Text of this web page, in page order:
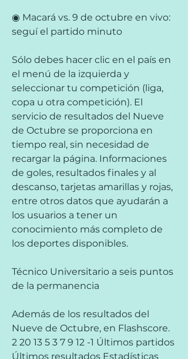
◉ Macará vs. 9 de octubre en vivo:
seguí el partido minuto
Sólo debes hacer clic en el país en
el menú de la izquierda y
seleccionar tu competición (liga,
copa u otra competición). El
servicio de resultados del Nueve
de Octubre se proporciona en
tiempo real, sin necesidad de
recargar la página. Informaciones
de goles, resultados finales y al
descanso, tarjetas amarillas y rojas,
entre otros datos que ayudarán a
los usuarios a tener un
conocimiento más completo de
los deportes disponibles.
Técnico Universitario a seis puntos
de la permanencia
Además de los resultados del
Nueve de Octubre, en Flashscore.
2 20 13 5 3 7 9 12 -1 Últimos partidos
Últimos resultados Estadísticas